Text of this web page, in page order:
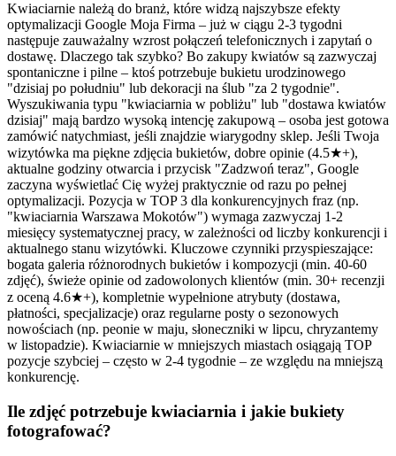
Kwiaciarnie należą do branż, które widzą najszybsze efekty
optymalizacji Google Moja Firma – już w ciągu 2-3 tygodni
następuje zauważalny wzrost połączeń telefonicznych i zapytań o
dostawę. Dlaczego tak szybko? Bo zakupy kwiatów są zazwyczaj
spontaniczne i pilne – ktoś potrzebuje bukietu urodzinowego
"dzisiaj po południu" lub dekoracji na ślub "za 2 tygodnie".
Wyszukiwania typu "kwiaciarnia w pobliżu" lub "dostawa kwiatów
dzisiaj" mają bardzo wysoką intencję zakupową – osoba jest gotowa
zamówić natychmiast, jeśli znajdzie wiarygodny sklep. Jeśli Twoja
wizytówka ma piękne zdjęcia bukietów, dobre opinie (4.5★+),
aktualne godziny otwarcia i przycisk "Zadzwoń teraz", Google
zaczyna wyświetlać Cię wyżej praktycznie od razu po pełnej
optymalizacji. Pozycja w TOP 3 dla konkurencyjnych fraz (np.
"kwiaciarnia Warszawa Mokotów") wymaga zazwyczaj 1-2
miesięcy systematycznej pracy, w zależności od liczby konkurencji i
aktualnego stanu wizytówki. Kluczowe czynniki przyspieszające:
bogata galeria różnorodnych bukietów i kompozycji (min. 40-60
zdjęć), świeże opinie od zadowolonych klientów (min. 30+ recenzji
z oceną 4.6★+), kompletnie wypełnione atrybuty (dostawa,
płatności, specjalizacje) oraz regularne posty o sezonowych
nowościach (np. peonie w maju, słoneczniki w lipcu, chryzantemy
w listopadzie). Kwiaciarnie w mniejszych miastach osiągają TOP
pozycje szybciej – często w 2-4 tygodnie – ze względu na mniejszą
konkurencję.
Ile zdjęć potrzebuje kwiaciarnia i jakie bukiety
fotografować?